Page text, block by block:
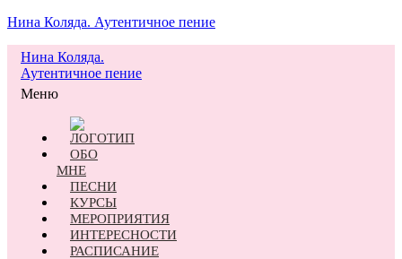
Нина Коляда. Аутентичное пение
Нина Коляда.
Аутентичное пение
Меню
ОБО
МНЕ
ПЕСНИ
КУРСЫ
МЕРОПРИЯТИЯ
ИНТЕРЕСНОСТИ
РАСПИСАНИЕ